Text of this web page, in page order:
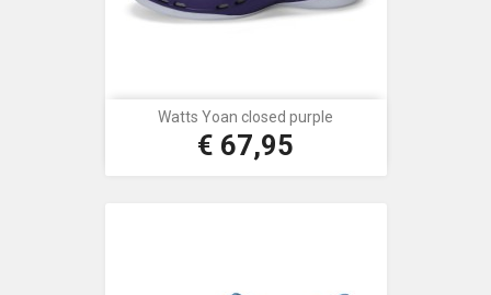
Watts Yoan closed purple
Prijs
€ 67,95